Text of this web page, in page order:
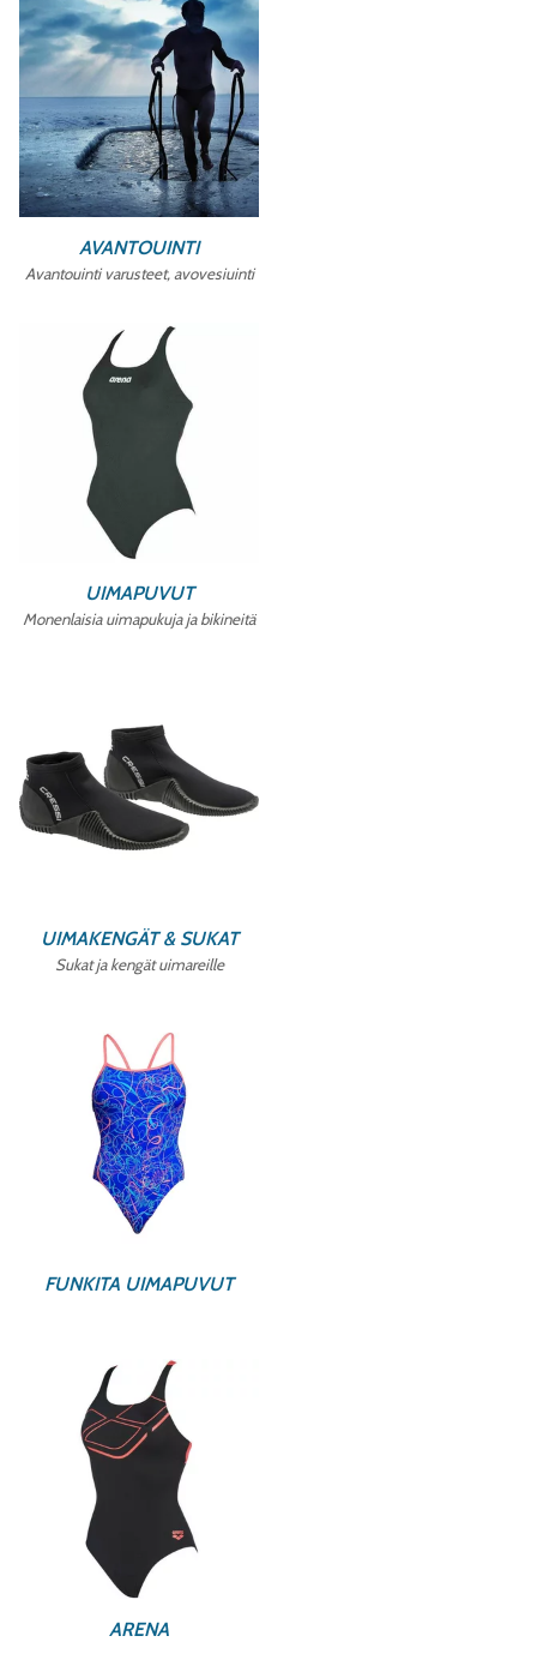
AVANTOUINTI
Avantouinti varusteet, avovesiuinti
UIMAPUVUT
Monenlaisia uimapukuja ja bikineitä
UIMAKENGÄT & SUKAT
Sukat ja kengät uimareille
FUNKITA UIMAPUVUT
ARENA